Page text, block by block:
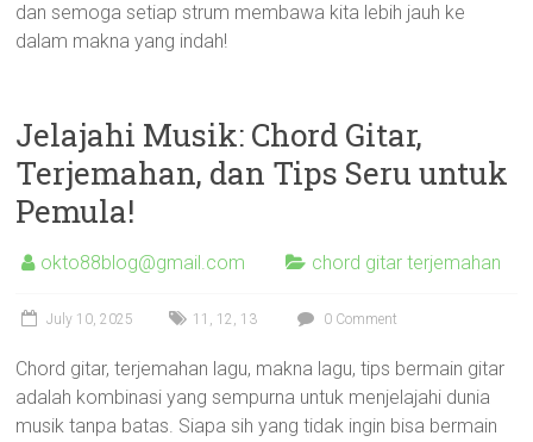
dan semoga setiap strum membawa kita lebih jauh ke
dalam makna yang indah!
Jelajahi Musik: Chord Gitar,
Terjemahan, dan Tips Seru untuk
Pemula!
okto88blog@gmail.com chord gitar terjemahan
July 10, 2025 11 , 12 , 13 0 Comment
Chord gitar, terjemahan lagu, makna lagu, tips bermain gitar
adalah kombinasi yang sempurna untuk menjelajahi dunia
musik tanpa batas. Siapa sih yang tidak ingin bisa bermain